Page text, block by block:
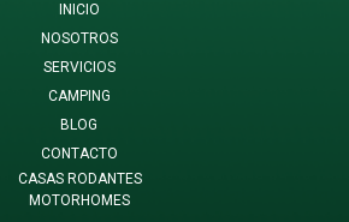
INICIO
NOSOTROS
SERVICIOS
CAMPING
BLOG
CONTACTO
CASAS RODANTES
MOTORHOMES